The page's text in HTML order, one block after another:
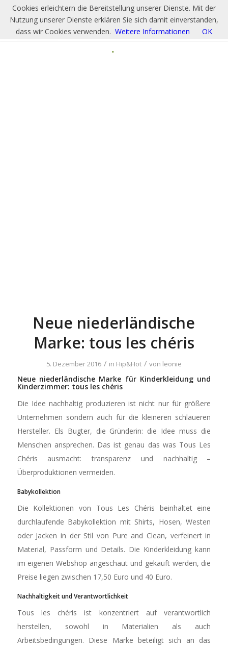
Neue niederländische
Marke: tous les chéris
5. Dezember 2016 / in Hip&Hot / von leonie
Neue niederländische Marke für Kinderkleidung und
Kinderzimmer: tous les chéris
Die Idee nachhaltig produzieren ist nicht nur für größere
Unternehmen sondern auch für die kleineren schlaueren
Hersteller. Els Bugter, die Gründerin: die Idee muss die
Menschen ansprechen. Das ist genau das was Tous Les
Chéris ausmacht: transparenz und nachhaltig –
Überproduktionen vermeiden.
Babykollektion
Die Kollektionen von Tous Les Chéris beinhaltet eine
durchlaufende Babykollektion mit Shirts, Hosen, Westen
oder Jacken in der Stil von Pure and Clean, verfeinert in
Material, Passform und Details. Die Kinderkleidung kann
im eigenen Webshop angeschaut und gekauft werden, die
Preise liegen zwischen 17,50 Euro und 40 Euro.
Nachhaltigkeit und Verantwortlichkeit
Tous les chéris ist konzentriert auf verantwortlich
herstellen, sowohl in Materialien als auch
Arbeitsbedingungen. Diese Marke beteiligt sich an das
Cookies erleichtern die Bereitstellung unserer Dienste. Mit der
Nutzung unserer Dienste erklären Sie sich damit einverstanden,
dass wir Cookies verwenden. Weitere Informationen OK